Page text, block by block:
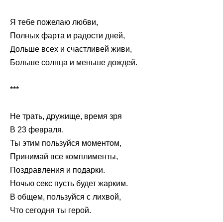
Я тебе пожелаю любви,
Полных фарта и радости дней,
Дольше всех и счастливей живи,
Больше солнца и меньше дождей.
***
Не трать, дружище, время зря
В 23 февраля.
Ты этим пользуйся моментом,
Принимай все комплименты,
Поздравления и подарки.
Ночью секс пусть будет жарким.
В общем, пользуйся с лихвой,
Что сегодня ты герой.